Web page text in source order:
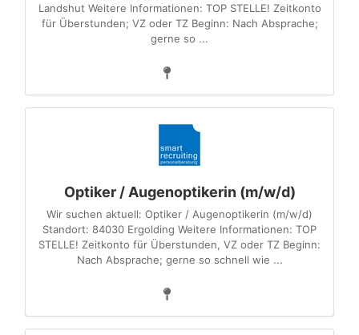
Landshut Weitere Informationen: TOP STELLE! Zeitkonto
für Überstunden; VZ oder TZ Beginn: Nach Absprache;
gerne so ...
Optiker / Augenoptikerin (m/w/d)
Wir suchen aktuell: Optiker / Augenoptikerin (m/w/d)
Standort: 84030 Ergolding Weitere Informationen: TOP
STELLE! Zeitkonto für Überstunden, VZ oder TZ Beginn:
Nach Absprache; gerne so schnell wie ...